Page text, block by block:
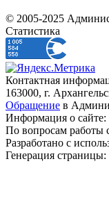
© 2005-2025
Статистика
Контактная
163000, г.
Обращение в
Информация о сайте:
По вопросам работы
Разработано с
Генерация страницы: